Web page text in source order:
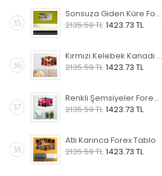
35
Sonsuza Giden Küre Forex Tablo
2135.59 TL 1423.73 TL
36
Kırmızı Kelebek Kanadı Forex Tablo
2135.59 TL 1423.73 TL
37
Renkli Şemsiyeler Forex Tablo
2135.59 TL 1423.73 TL
38
Atlı Karınca Forex Tablo
2135.59 TL 1423.73 TL